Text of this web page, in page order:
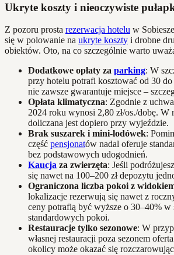
Ukryte koszty i nieoczywiste
Z pozoru prosta rezerwacja hotelu w
się w polowanie na ukryte koszty i drobne
obiektów. Oto, na co szczególnie warto
Dodatkowe opłaty za parking: W
przy hotelu potrafi kosztować od 30 do
nie zawsze gwarantuje miejsce –
Opłata klimatyczna: Zgodnie z
2024 roku wynosi 2,80 zł/os./dobę. W
doliczana jest dopiero przy wyjeździe.
Brak suszarek i mini-lodówek:
część pensjonatów nadal oferuje
bez podstawowych udogodnień.
Kaucja za zwierzęta: Jeśli
się nawet na 100–200 zł depozytu
Ograniczona liczba pokoi z
lokalizacje rezerwują się nawet z
ceny potrafią być wyższe o 30–40% w
standardowych pokoi.
Restauracje tylko sezonowe: W
własnej restauracji poza sezonem
okolicy może okazać się